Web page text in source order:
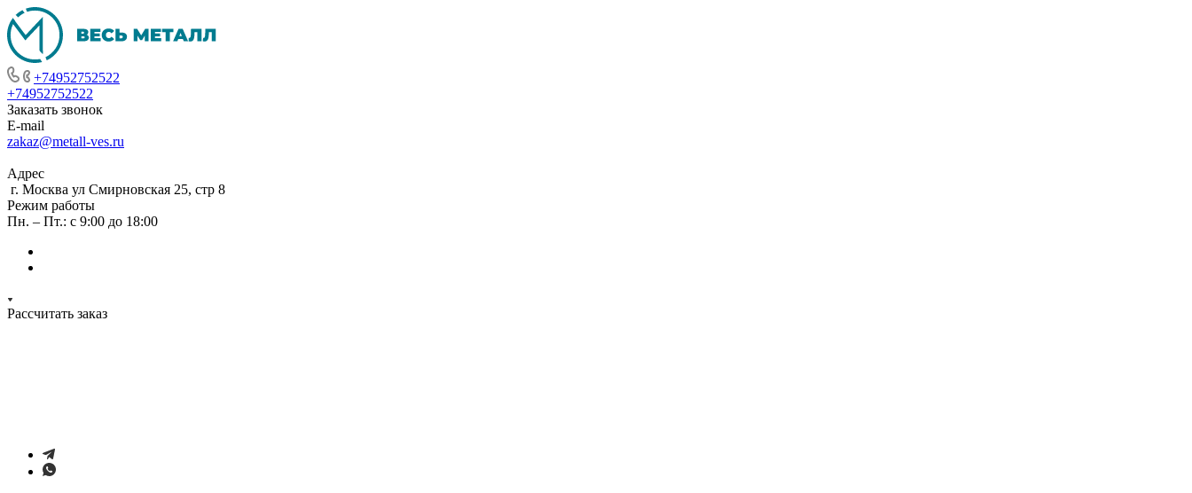
+74952752522
+74952752522
Заказать звонок
E-mail
zakaz@metall-ves.ru
Адрес
г. Москва ул Смирновская 25, стр 8
Режим работы
Пн. – Пт.: с 9:00 до 18:00
Рассчитать заказ